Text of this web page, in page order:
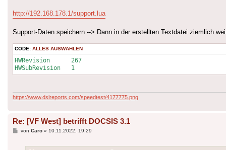
http://192.168.178.1/support.lua
Support-Daten speichern --> Dann in der erstellten Textdatei ziemlich
CODE: ALLES AUSWÄHLEN
HWRevision	267
https://www.dslreports.com/speedtest/4177775.png
Re: [VF West] betrifft DOCSIS 3.1
Beitrag
von Caro» 10.11.2022, 19:29